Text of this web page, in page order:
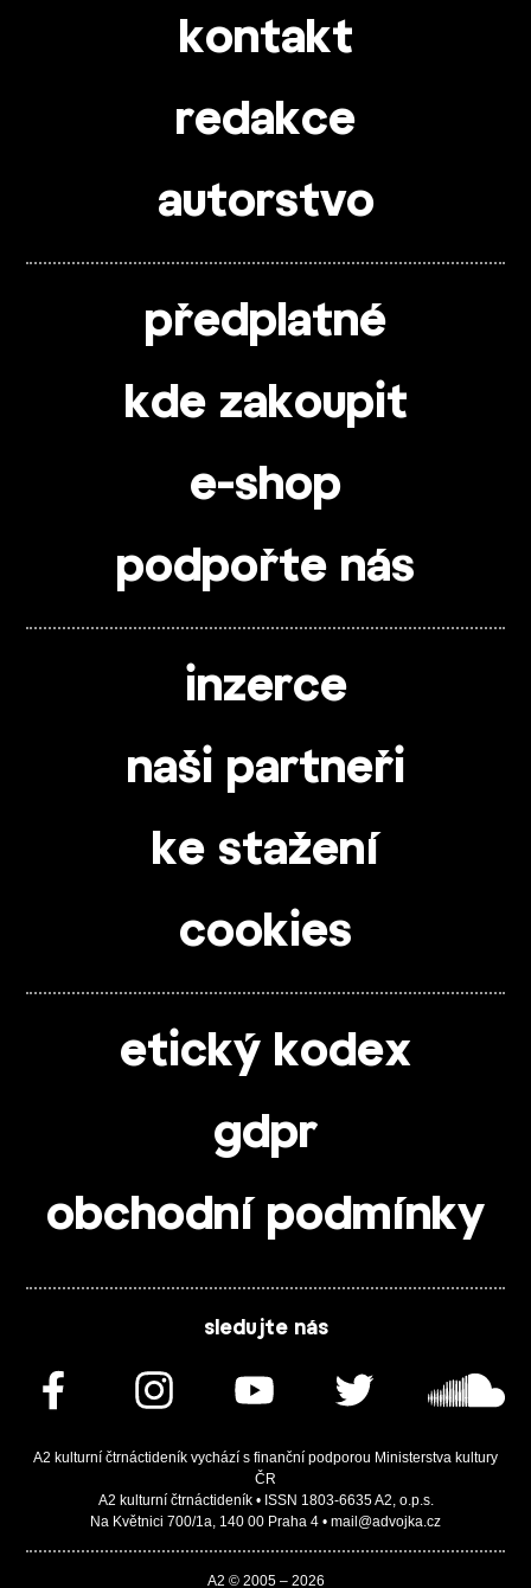
kontakt
redakce
autorstvo
předplatné
kde zakoupit
e-shop
podpořte nás
inzerce
naši partneři
ke stažení
cookies
etický kodex
gdpr
obchodní podmínky
sledujte nás
A2 kulturní čtrnáctideník vychází s finanční podporou Ministerstva kultury
ČR
A2 kulturní čtrnáctideník • ISSN 1803-6635 A2, o.p.s.
Na Květnici 700/1a, 140 00 Praha 4 • mail@advojka.cz
A2 © 2005 – 2026